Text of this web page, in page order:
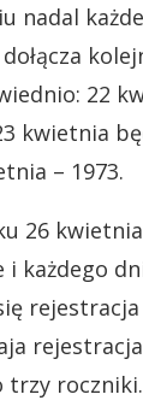
nadal
22
kwietnia
– 1973.
26
i każdego
trzy roczniki.